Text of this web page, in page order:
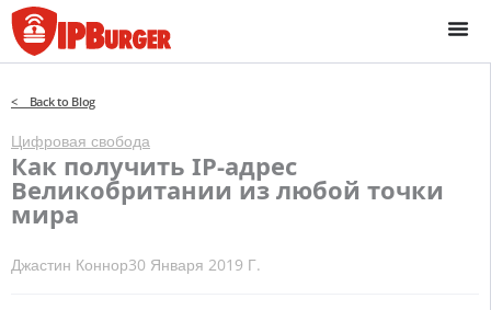
Перейти
содержанию
< Back to Blog
Цифровая свобода
Как получить IP-адрес
Великобритании из любой точки
мира
Джастин Коннор30 Января 2019 Г.